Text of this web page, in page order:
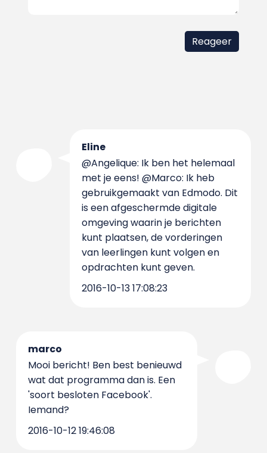
Eline
@Angelique: Ik ben het helemaal
met je eens! @Marco: Ik heb
gebruikgemaakt van Edmodo. Dit
is een afgeschermde digitale
omgeving waarin je berichten
kunt plaatsen, de vorderingen
van leerlingen kunt volgen en
opdrachten kunt geven.
2016-10-13 17:08:23
marco
Mooi bericht! Ben best benieuwd
wat dat programma dan is. Een
'soort besloten Facebook'.
Iemand?
2016-10-12 19:46:08